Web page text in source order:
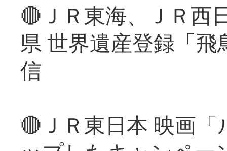
🔴ＪＲ東海、ＪＲ西
県 世界遺産登録「
信
🔴ＪＲ東日本 映画